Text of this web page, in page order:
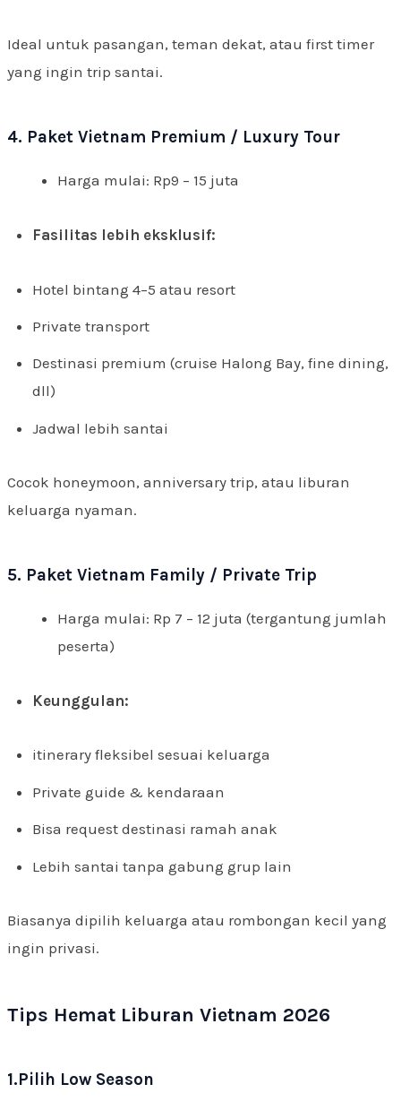
Ideal untuk pasangan, teman dekat, atau first timer
yang ingin trip santai.
4. Paket Vietnam Premium / Luxury Tour
Harga mulai: Rp9 – 15 juta
Fasilitas lebih eksklusif:
Hotel bintang 4–5 atau resort
Private transport
Destinasi premium (cruise Halong Bay, fine dining,
dll)
Jadwal lebih santai
Cocok honeymoon, anniversary trip, atau liburan
keluarga nyaman.
5. Paket Vietnam Family / Private Trip
Harga mulai: Rp 7 – 12 juta (tergantung jumlah
peserta)
Keunggulan:
itinerary fleksibel sesuai keluarga
Private guide & kendaraan
Bisa request destinasi ramah anak
Lebih santai tanpa gabung grup lain
Biasanya dipilih keluarga atau rombongan kecil yang
ingin privasi.
Tips Hemat Liburan Vietnam 2026
1.Pilih Low Season